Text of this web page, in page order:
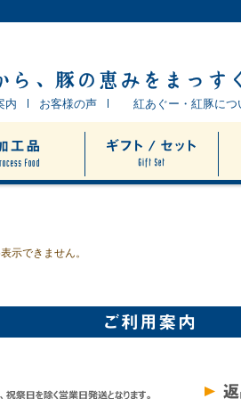
内 お客様の声 紅あぐー・紅豚につ
示できません。